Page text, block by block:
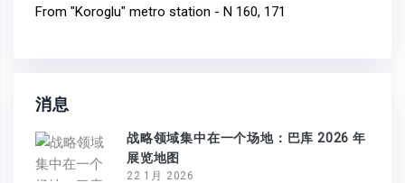
From "Koroglu" metro station - N 160, 171
消息
战略领域集中在一个场地：巴库 2026 年
展览地图
22 1月 2026